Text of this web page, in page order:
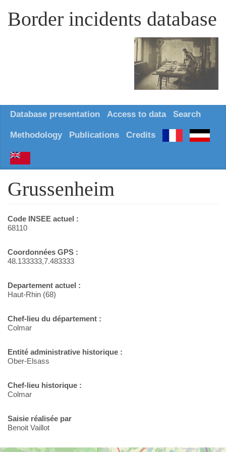
Border incidents database
Database presentation Access to data Search
Methodology Publications Credits
Grussenheim
Code INSEE actuel :
68110
Coordonnées GPS :
48.133333,7.483333
Departement actuel :
Haut-Rhin (68)
Chef-lieu du département :
Colmar
Entité administrative historique :
Ober-Elsass
Chef-lieu historique :
Colmar
Saisie réalisée par
Benoit Vaillot